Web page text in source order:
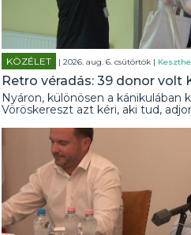
KÖZÉLET | 2026. aug. 6. csütörtök |
Retro véradás: 39 donor volt
Nyáron, különösen a kánikulában
Vöröskereszt azt kéri, aki tud,